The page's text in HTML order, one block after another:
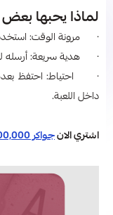
لماذا يحبها بعض
· مرونة الوقت:
· هدية سريعة: أرسله
· احتياط: احتفظ بعدة
داخل اللعبة.
اشتري الانجواكر 400,000